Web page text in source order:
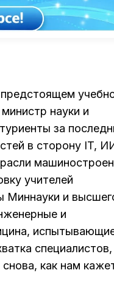
предстоящем
науки и
за
в сторону IT,
учителей
Миннауки и
и
как нам